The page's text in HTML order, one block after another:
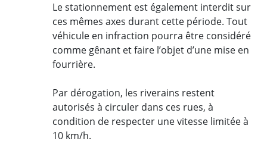
Le stationnement est également interdit sur
ces mêmes axes durant cette période. Tout
véhicule en infraction pourra être considéré
comme gênant et faire l’objet d’une mise en
fourrière.
Par dérogation, les riverains restent
autorisés à circuler dans ces rues, à
condition de respecter une vitesse limitée à
10 km/h.